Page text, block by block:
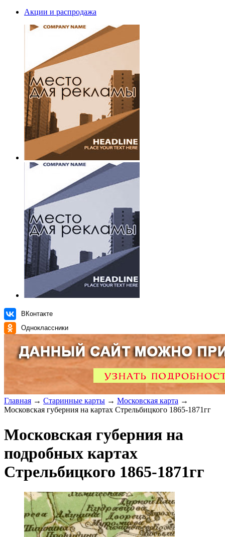
Акции и распродажа
ВКонтакте
Одноклассники
Главная → Старинные карты → Московская карта →
Московская губерния на картах Стрельбицкого 1865-1871гг
Московская губерния на
подробных картах
Стрельбицкого 1865-1871гг